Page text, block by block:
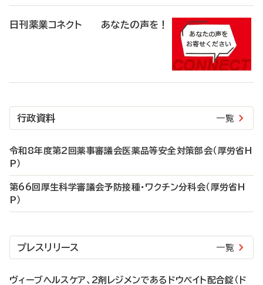
日刊薬業コネクト あなたの声を！
行政資料 一覧
令和8年度第2回薬事審議会医薬品等安全対策部会（厚労省H
P）
第66回厚生科学審議会予防接種・ワクチン分科会（厚労省H
P）
プレスリリース 一覧
ヴィーブヘルスケア、2剤レジメンであるドウベイト配合錠（ド